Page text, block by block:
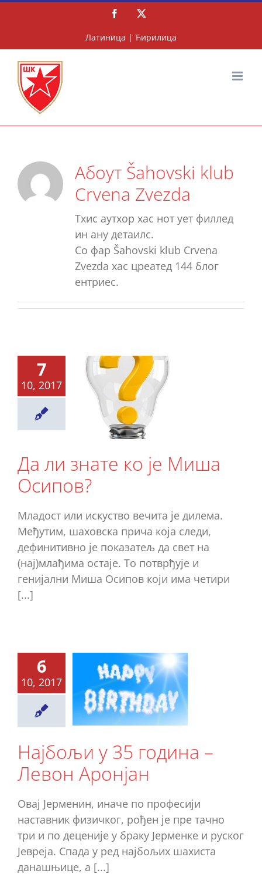
Фацебоок
Латиница | Ћирилица
Абоут Šahovski klub
Crvena Zvezda
Тхис аутхор хас нот yет филлед
ин анy детаилс.
Со фар Šahovski klub Crvena
Zvezda хас цреатед 144 блог
ентриес.
7
10, 2017
знате
Миша
Да ли знате ко је Миша
Осипов?
Младост или искуство вечита је дилема.
Међутим, шаховска прича која следи,
дефинитивно је показатељ да свет на
(нај)млађима остаје. То потврђује и
генијални Миша Осипов који има четири
[...]
6
10, 2017
у
–
НовоНајбољи у 35 година –
Левон Аронјан
Овај Јерменин, иначе по професији
наставник физичког, рођен је пре тачно
три и по деценије у браку Јерменке и руског
Јевреја. Спада у ред најбољих шахиста
данашњице, а [...]